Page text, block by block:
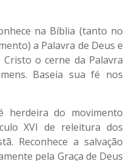
na Bíblia (tanto no
a Palavra de Deus e
Cristo o cerne da Palavra
Baseia sua fé nos
do movimento
XVI de releitura dos
Reconhece a salvação
pela Graça de Deus